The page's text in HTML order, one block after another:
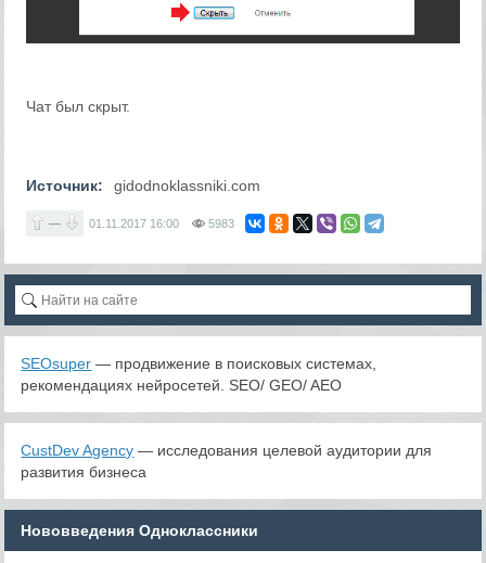
Чат был скрыт.
Источник: gidodnoklassniki.com
— 01.11.2017 16:00 5983
SEOsuper — продвижение в поисковых системах,
рекомендациях нейросетей. SEO/ GEO/ AEO
CustDev Agency — исследования целевой аудитории для
развития бизнеса
Нововведения Одноклассники